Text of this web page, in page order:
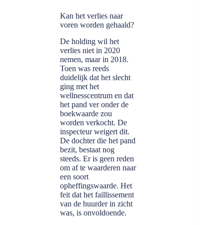
Kan het verlies naar
voren worden gehaald?
De holding wil het
verlies niet in 2020
nemen, maar in 2018.
Toen was reeds
duidelijk dat het slecht
ging met het
wellnesscentrum en dat
het pand ver onder de
boekwaarde zou
worden verkocht. De
inspecteur weigert dit.
De dochter die het pand
bezit, bestaat nog
steeds. Er is geen reden
om af te waarderen naar
een soort
opheffingswaarde. Het
feit dat het faillissement
van de huurder in zicht
was, is onvoldoende.